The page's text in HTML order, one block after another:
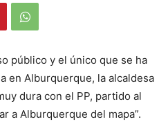
público y el único que se ha
en Alburquerque, la alcaldesa
dura con el PP, partido al
a Alburquerque del mapa”.